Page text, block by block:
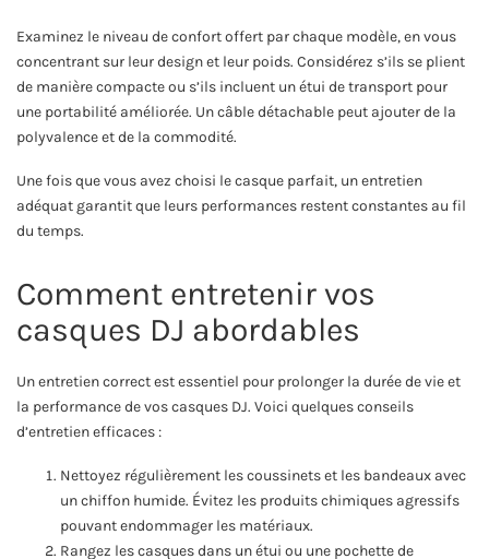
Examinez le niveau de confort offert par chaque modèle, en vous
concentrant sur leur design et leur poids. Considérez s’ils se plient
de manière compacte ou s’ils incluent un étui de transport pour
une portabilité améliorée. Un câble détachable peut ajouter de la
polyvalence et de la commodité.
Une fois que vous avez choisi le casque parfait, un entretien
adéquat garantit que leurs performances restent constantes au fil
du temps.
Comment entretenir vos
casques DJ abordables
Un entretien correct est essentiel pour prolonger la durée de vie et
la performance de vos casques DJ. Voici quelques conseils
d’entretien efficaces :
Nettoyez régulièrement les coussinets et les bandeaux avec
un chiffon humide. Évitez les produits chimiques agressifs
pouvant endommager les matériaux.
Rangez les casques dans un étui ou une pochette de